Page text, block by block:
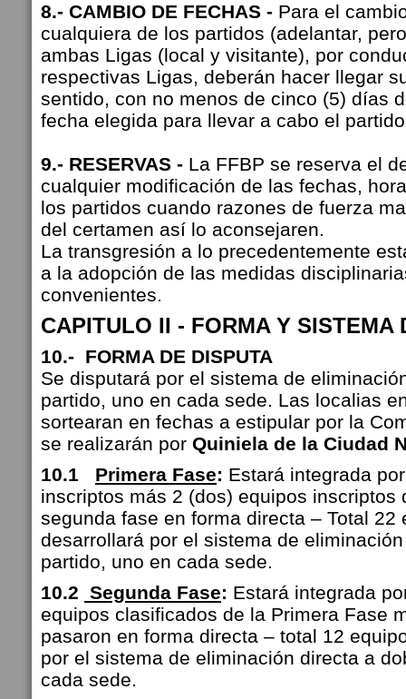
8.- CAMBIO DE FECHAS - Para el
cualquiera de los partidos (adelantar,
ambas Ligas (local y visitante), por
respectivas Ligas, deberán hacer llegar
sentido, con no menos de cinco (5) días
fecha elegida para llevar a cabo el
9.- RESERVAS - La FFBP se reserva el
cualquier modificación de las fechas,
los partidos cuando razones de fuerza
del certamen así lo aconsejaren.
La transgresión a lo precedentemente
a la adopción de las medidas
convenientes.
CAPITULO II - FORMA Y SISTEMA
10.- FORMA DE DISPUTA
Se disputará por el sistema de
partido, uno en cada sede. Las localias
sortearan en fechas a estipular por la
se realizarán por Quiniela de la Ciudad
10.1 Primera Fase: Estará integrada
inscriptos más 2 (dos) equipos inscriptos
segunda fase en forma directa – Total 22
desarrollará por el sistema de
partido, uno en cada sede.
10.2 Segunda Fase: Estará integrada
equipos clasificados de la Primera Fase
pasaron en forma directa – total 12
por el sistema de eliminación directa a
cada sede.